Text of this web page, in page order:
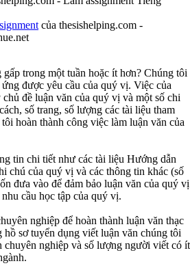
của thesishelping.com -
trong một tuần hoặc ít hơn? Chúng tôi
được yêu cầu của quý vị. Việc của
đề luận văn của quý vị và một số chi
số trang, số lượng các tài liệu tham
hoàn thành công việc làm luận văn của
tin chi tiết như các tài liệu Hướng dẫn
chú của quý vị và các thông tin khác (số
đưa vào để đảm bảo luận văn của quý vị
cầu học tập của quý vị.
nghiệp để hoàn thành luận văn thạc
hồ sơ tuyển dụng viết luận văn chúng tôi
chuyên nghiệp và số lượng người viết có ít